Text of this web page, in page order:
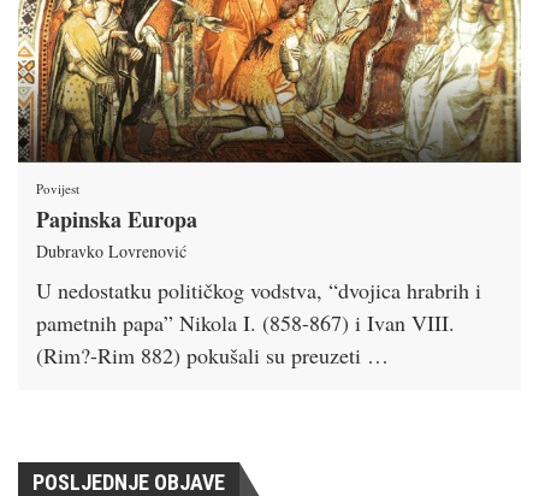
Povijest
Papinska Europa
Dubravko Lovrenović
U nedostatku političkog vodstva, “dvojica hrabrih i
pametnih papa” Nikola I. (858-867) i Ivan VIII.
(Rim?-Rim 882) pokušali su preuzeti …
POSLJEDNJE OBJAVE